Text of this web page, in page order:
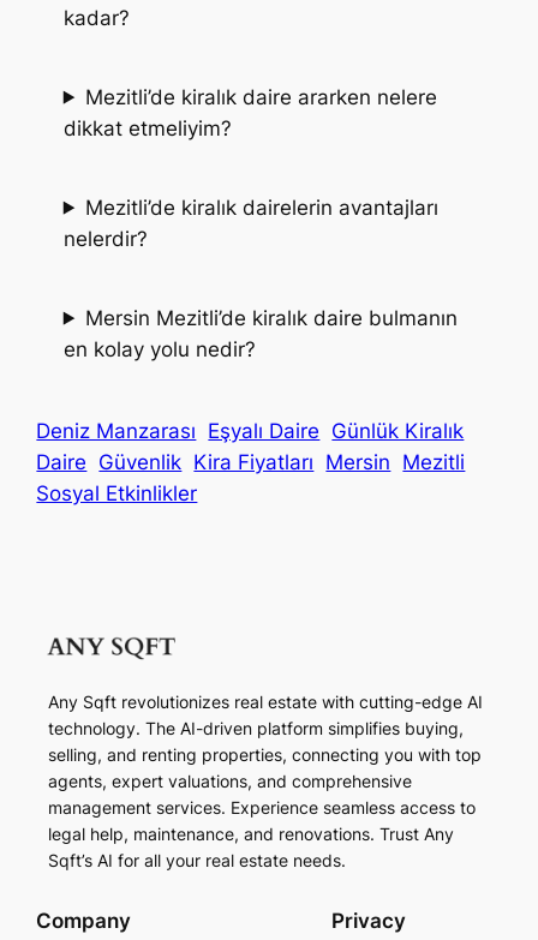
kadar?
Mezitli’de kiralık daire ararken nelere
dikkat etmeliyim?
Mezitli’de kiralık dairelerin avantajları
nelerdir?
Mersin Mezitli’de kiralık daire bulmanın
en kolay yolu nedir?
Deniz Manzarası Eşyalı Daire Günlük Kiralık
Daire Güvenlik Kira Fiyatları Mersin Mezitli
Sosyal Etkinlikler
Any Sqft revolutionizes real estate with cutting-edge AI
technology. The AI-driven platform simplifies buying,
selling, and renting properties, connecting you with top
agents, expert valuations, and comprehensive
management services. Experience seamless access to
legal help, maintenance, and renovations. Trust Any
Sqft’s AI for all your real estate needs.
Company Privacy